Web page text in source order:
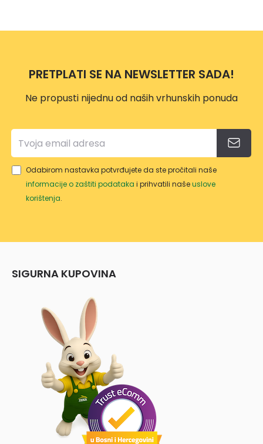
PRETPLATI SE NA NEWSLETTER SADA!
Ne propusti nijednu od naših vrhunskih ponuda
Odabirom nastavka potvrđujete da ste pročitali naše
informacije o zaštiti podataka i prihvatili našeuslove
korištenja.
SIGURNA KUPOVINA